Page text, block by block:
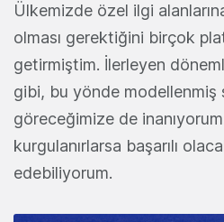
Ülkemizde özel ilgi
olması gerektiğini birçok
getirmiştim. İlerleyen
gibi, bu yönde modellenmiş
göreceğimize de
kurgulanırlarsa başarılı
edebiliyorum.